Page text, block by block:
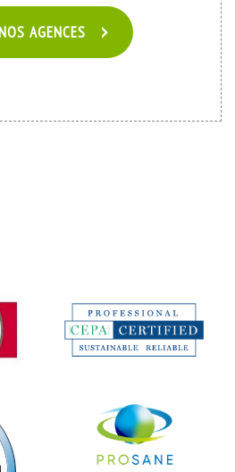
AGENCES